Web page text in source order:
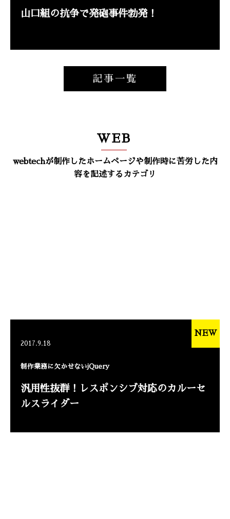
山口組の抗争で発砲事件勃発！
記事一覧
WEB
webtechが制作したホームページや制作時に苦労した内
容を記述するカテゴリ
2017.9.18
制作業務に欠かせないjQuery
汎用性抜群！レスポンシブ対応のカルーセ
ルスライダー
NEW